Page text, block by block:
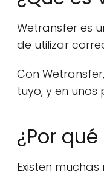
Wetransfer es
de utilizar
Con
tuyo, y en
¿Por
Existen